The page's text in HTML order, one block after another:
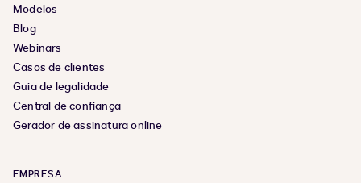
Modelos
Blog
Webinars
Casos de clientes
Guia de legalidade
Central de confiança
Gerador de assinatura online
EMPRESA